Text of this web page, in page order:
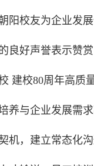
阳校友为企业发
良好声誉表示赞
建校80周年高质
养与企业发展需
机，建立常态化